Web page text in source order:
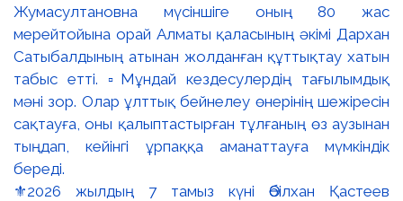
⚜️2026 жылдың 7 тамыз күні Әбілхан Қастеев